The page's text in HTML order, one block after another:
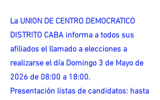
La UNION DE CENTRO DEMOCRATICO
DISTRITO CABA informa a todos sus
afiliados el llamado a elecciones a
realizarse el día Domingo 3 de Mayo de
2026 de 08:00 a 18:00.
Presentación listas de candidatos: hasta